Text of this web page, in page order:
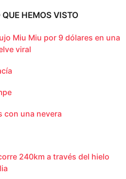
HEMOS VISTO
Miu Miu por 9 dólares en una
viral
con una nevera
240km a través del hielo